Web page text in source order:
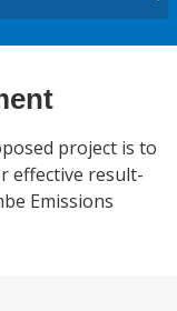
project is to
effective result-
Emissions